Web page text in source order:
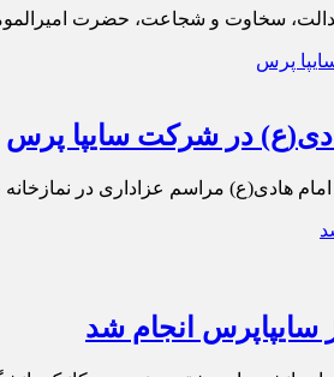
سخاوت و شجاعت، حضرت
در شرکت سایپا پرس
هادی(ع) مراسم عزاداری در
سایپاپرس انجام شد